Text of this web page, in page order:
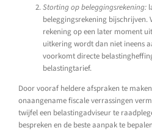
Storting op beleggingsrekening:
beleggingsrekening bijschrijven.
rekening op een later moment
uitkering wordt dan niet ineens
voorkomt directe
belastingtarief.
Door vooraf heldere afspraken te
onaangename fiscale verrassingen
twijfel een belastingadviseur te
bespreken en de beste aanpak te